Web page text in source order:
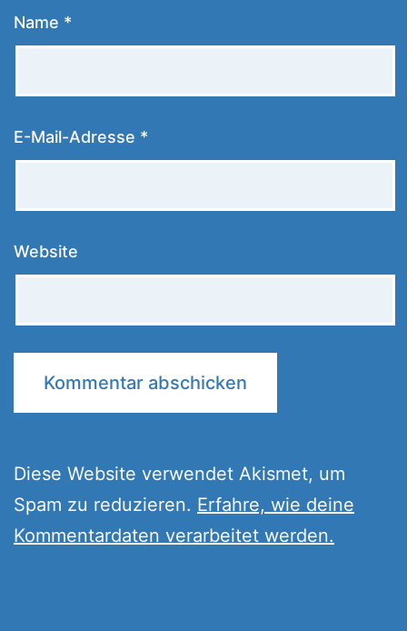
Name *
E-Mail-Adresse *
Website
Diese Website verwendet Akismet, um
Spam zu reduzieren. Erfahre, wie deine
Kommentardaten verarbeitet werden.